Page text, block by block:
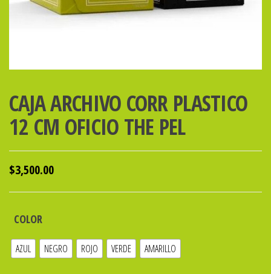
CAJA ARCHIVO CORR PLASTICO
12 CM OFICIO THE PEL
$3,500.00
COLOR
AZUL NEGRO ROJO VERDE AMARILLO